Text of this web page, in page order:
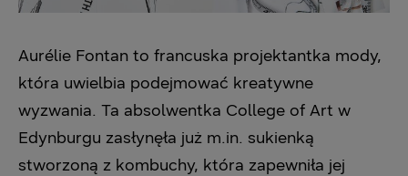
Aurélie Fontan to francuska projektantka mody,
która uwielbia podejmować kreatywne
wyzwania. Ta absolwentka College of Art w
Edynburgu zasłynęła już m.in. sukienką
stworzoną z kombuchy, która zapewniła jej